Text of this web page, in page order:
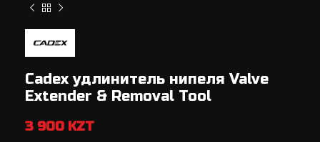
Cadex удлинитель нипеля Valve
Extender & Removal Tool
3 900 KZT